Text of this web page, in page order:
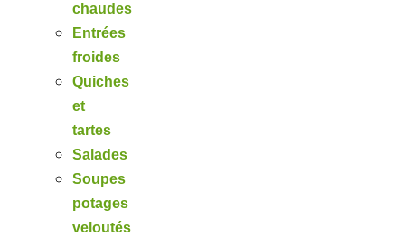
chaudes
Entrées
froides
Quiches
et
tartes
Salades
Soupes
potages
veloutés